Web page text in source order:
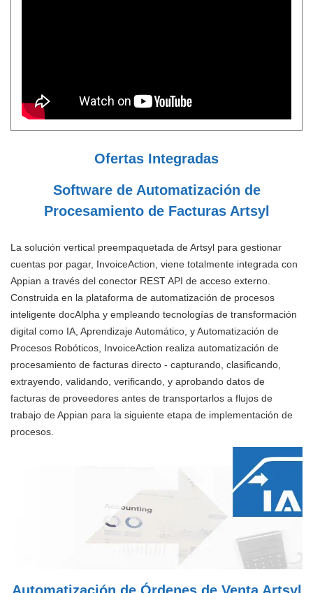
Ofertas Integradas
Software de Automatización de
Procesamiento de Facturas Artsyl
La solución vertical preempaquetada de Artsyl para gestionar
cuentas por pagar, InvoiceAction, viene totalmente integrada con
Appian a través del conector REST API de acceso externo.
Construida en la plataforma de automatización de procesos
inteligente docAlpha y empleando tecnologías de transformación
digital como IA, Aprendizaje Automático, y Automatización de
Procesos Robóticos, InvoiceAction realiza automatización de
procesamiento de facturas directo - capturando, clasificando,
extrayendo, validando, verificando, y aprobando datos de
facturas de proveedores antes de transportarlos a flujos de
trabajo de Appian para la siguiente etapa de implementación de
procesos.
Automatización de Órdenes de Venta Artsyl